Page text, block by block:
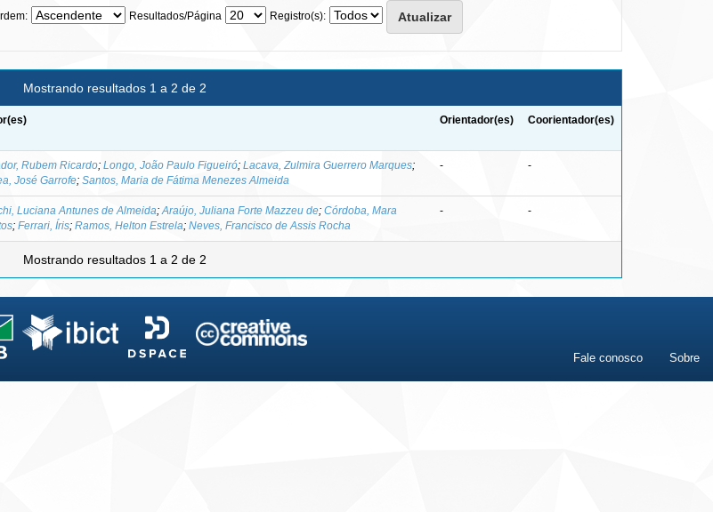
Resultados/Página Registro(s):
Mostrando resultados 1 a 2 de 2
Orientador(es) Coorientador(es)
Rubem Ricardo; Longo, João Paulo Figueiró; Lacava, Zulmira Guerrero Marques;
José Garrofe; Santos, Maria de Fátima Menezes Almeida
- -
Luciana Antunes de Almeida; Araújo, Juliana Forte Mazzeu de; Córdoba, Mara
; Ferrari, Íris; Ramos, Helton Estrela; Neves, Francisco de Assis Rocha
- -
Mostrando resultados 1 a 2 de 2
Fale conosco Sobre